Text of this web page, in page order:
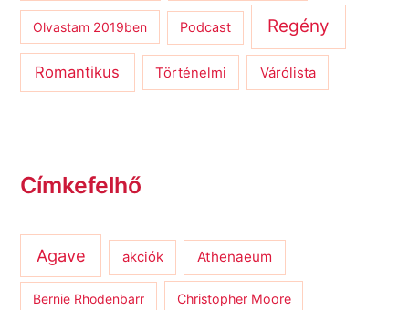
Olvastam 2019ben Podcast Regény
Romantikus Történelmi Várólista
Címkefelhő
Agave akciók Athenaeum
Bernie Rhodenbarr Christopher Moore